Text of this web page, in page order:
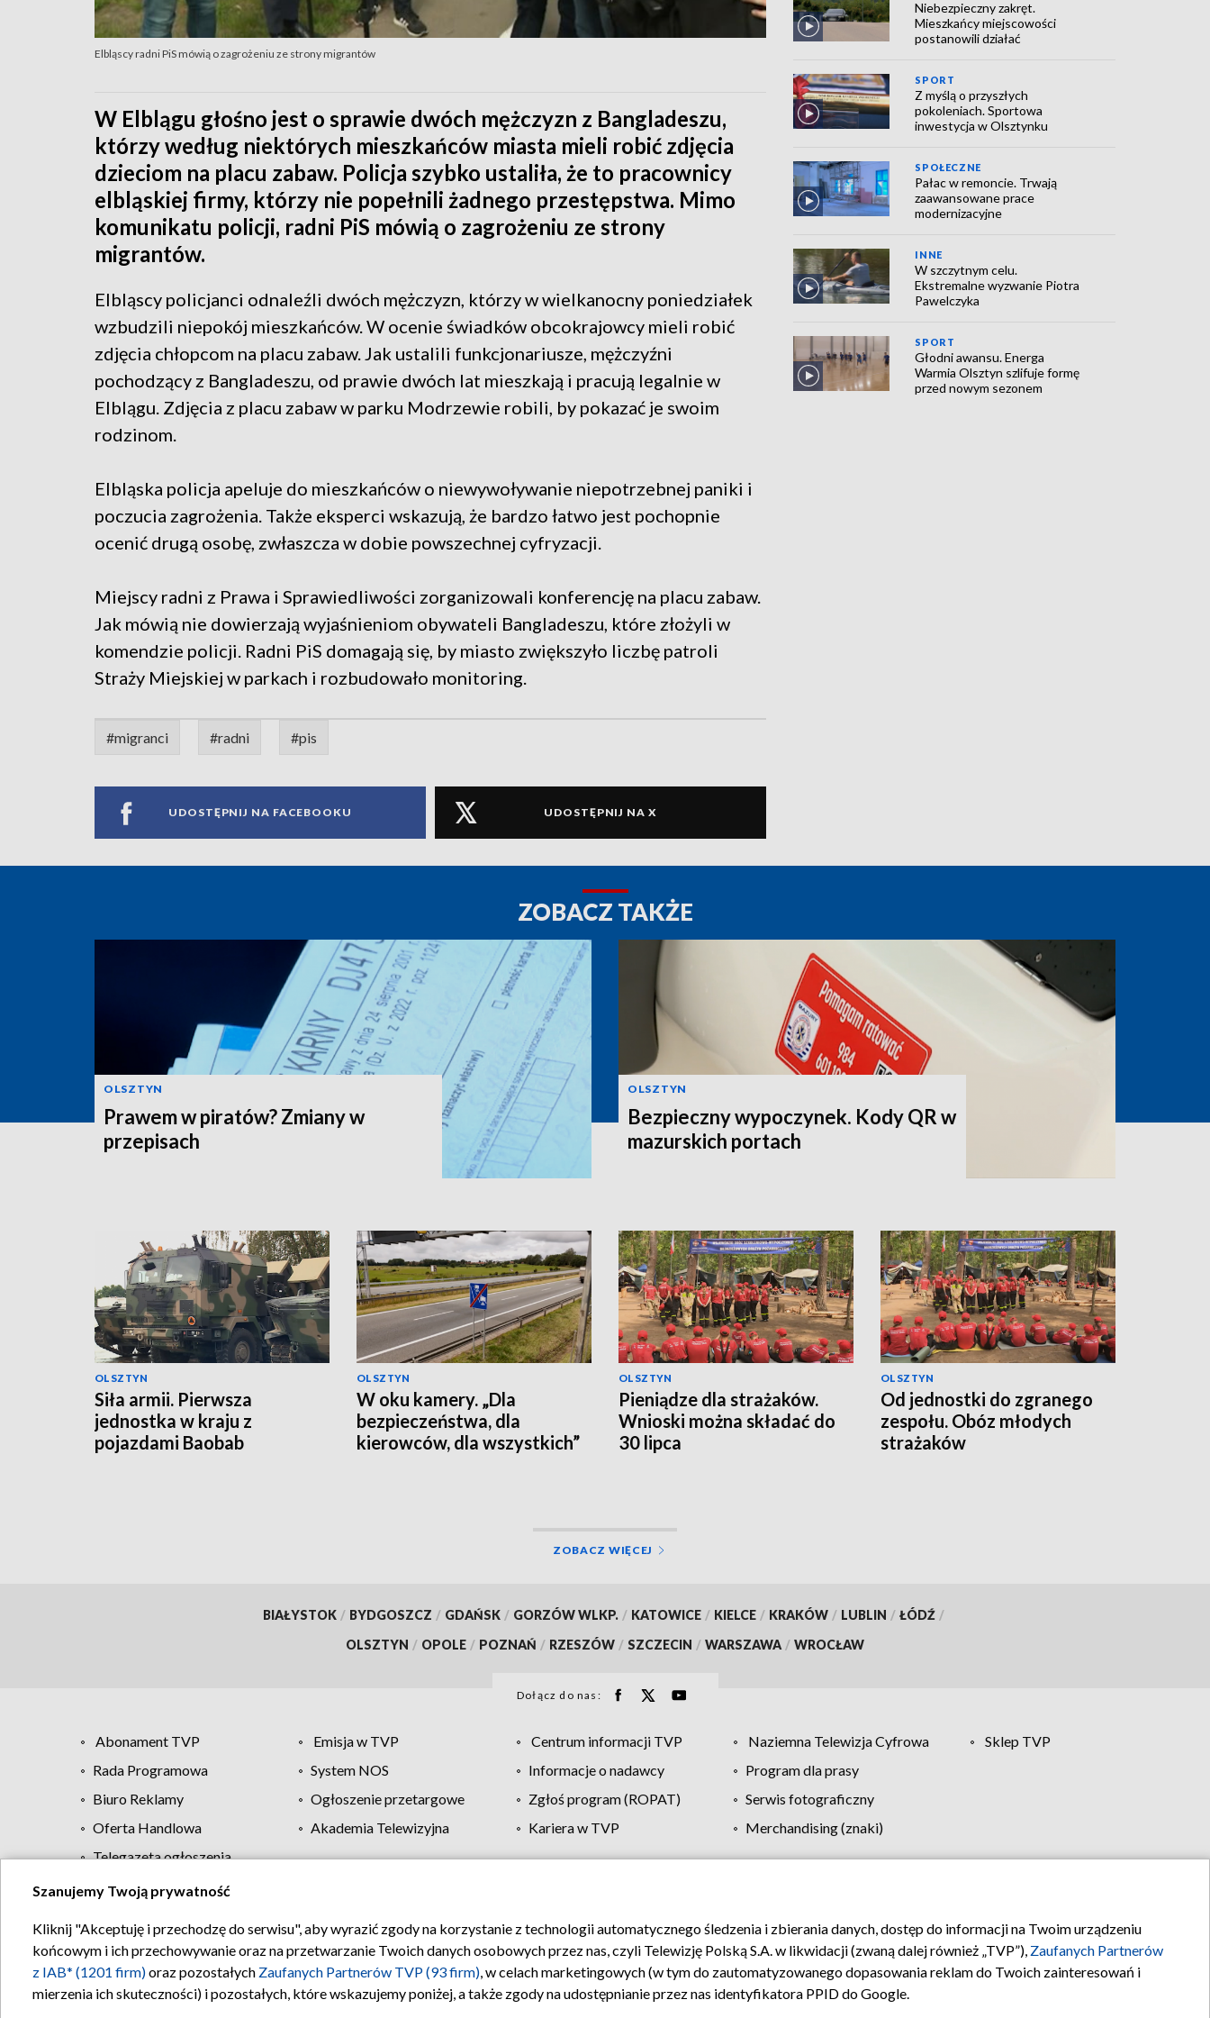
Elbląscy radni PiS mówią o zagrożeniu ze strony migrantów
W Elblągu głośno jest o sprawie dwóch mężczyzn z Bangladeszu,
którzy według niektórych mieszkańców miasta mieli robić zdjęcia
dzieciom na placu zabaw. Policja szybko ustaliła, że to pracownicy
elbląskiej firmy, którzy nie popełnili żadnego przestępstwa. Mimo
komunikatu policji, radni PiS mówią o zagrożeniu ze strony
migrantów.
Elbląscy policjanci odnaleźli dwóch mężczyzn, którzy w wielkanocny poniedziałek
wzbudzili niepokój mieszkańców. W ocenie świadków obcokrajowcy mieli robić
zdjęcia chłopcom na placu zabaw. Jak ustalili funkcjonariusze, mężczyźni
pochodzący z Bangladeszu, od prawie dwóch lat mieszkają i pracują legalnie w
Elblągu. Zdjęcia z placu zabaw w parku Modrzewie robili, by pokazać je swoim
rodzinom.
Elbląska policja apeluje do mieszkańców o niewywoływanie niepotrzebnej paniki i
poczucia zagrożenia. Także eksperci wskazują, że bardzo łatwo jest pochopnie
ocenić drugą osobę, zwłaszcza w dobie powszechnej cyfryzacji.
Miejscy radni z Prawa i Sprawiedliwości zorganizowali konferencję na placu zabaw.
Jak mówią nie dowierzają wyjaśnieniom obywateli Bangladeszu, które złożyli w
komendzie policji. Radni PiS domagają się, by miasto zwiększyło liczbę patroli
Straży Miejskiej w parkach i rozbudowało monitoring.
#migranci #radni #pis
UDOSTĘPNIJ NA FACEBOOKU UDOSTĘPNIJ NA X
Niebezpieczny zakręt.
Mieszkańcy miejscowości
postanowili działać
SPORT
Z myślą o przyszłych
pokoleniach. Sportowa
inwestycja w Olsztynku
SPOŁECZNE
Pałac w remoncie. Trwają
zaawansowane prace
modernizacyjne
INNE
W szczytnym celu.
Ekstremalne wyzwanie Piotra
Pawelczyka
SPORT
Głodni awansu. Energa
Warmia Olsztyn szlifuje formę
przed nowym sezonem
ZOBACZ TAKŻE
OLSZTYN
Prawem w piratów? Zmiany w
przepisach
OLSZTYN
Bezpieczny wypoczynek. Kody QR w
mazurskich portach
OLSZTYN
Siła armii. Pierwsza
jednostka w kraju z
pojazdami Baobab
OLSZTYN
W oku kamery. „Dla
bezpieczeństwa, dla
kierowców, dla wszystkich”
OLSZTYN
Pieniądze dla strażaków.
Wnioski można składać do
30 lipca
OLSZTYN
Od jednostki do zgranego
zespołu. Obóz młodych
strażaków
ZOBACZ WIĘCEJ
BIAŁYSTOK / BYDGOSZCZ / GDAŃSK / GORZÓW WLKP. / KATOWICE / KIELCE / KRAKÓW / LUBLIN / ŁÓDŹ /
OLSZTYN / OPOLE / POZNAŃ / RZESZÓW / SZCZECIN / WARSZAWA / WROCŁAW
Dołącz do nas:
Abonament TVP Emisja w TVP Centrum informacji TVP Naziemna Telewizja Cyfrowa
Sklep TVP
Rada Programowa
System NOS Informacje o nadawcy
Program dla prasy
Biuro Reklamy
Ogłoszenie przetargowe Zgłoś program (ROPAT)
Serwis fotograficzny
Oferta Handlowa
Akademia Telewizyjna Kariera w TVP
Merchandising (znaki)
Telegazeta ogłoszenia
Regulamin TVP Polityka prywatności Moje zgody Pomoc Biuro reklamy Kontakt
Szanujemy Twoją prywatność
Kliknij "Akceptuję i przechodzę do serwisu", aby wyrazić zgody na korzystanie z technologii automatycznego śledzenia i zbierania danych, dostęp do informacji na Twoim urządzeniu
końcowym i ich przechowywanie oraz na przetwarzanie Twoich danych osobowych przez nas, czyli Telewizję Polską S.A. w likwidacji (zwaną dalej również „TVP”), Zaufanych Partnerów
z IAB* (1201 firm)oraz pozostałych Zaufanych Partnerów TVP (93 firm), w celach marketingowych (w tym do zautomatyzowanego dopasowania reklam do Twoich zainteresowań i
mierzenia ich skuteczności) i pozostałych, które wskazujemy poniżej, a także zgody na udostępnianie przez nas identyfikatora PPID do Google.